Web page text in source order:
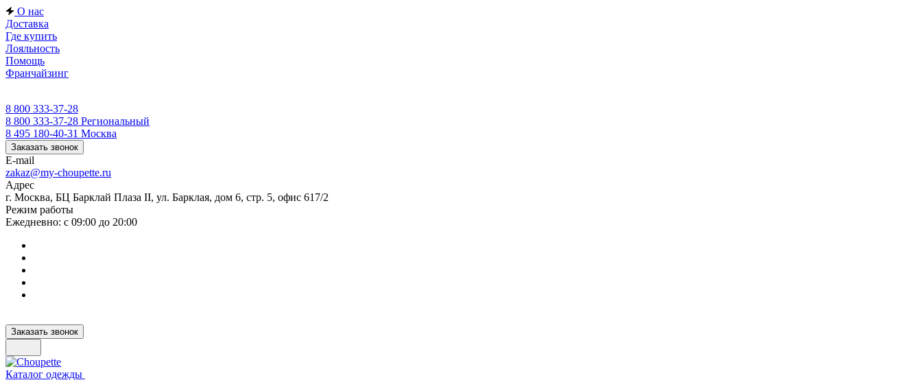
О нас
Доставка
Где купить
Лояльность
Помощь
Франчайзинг
8 800 333-37-28
8 800 333-37-28 Региональный
8 495 180-40-31 Москва
Заказать звонок
E-mail
zakaz@my-choupette.ru
Адрес
г. Москва, БЦ Барклай Плаза II, ул. Барклая, дом 6, стр. 5, офис 617/2
Режим работы
Ежедневно: с 09:00 до 20:00
Заказать звонок
Каталог одежды